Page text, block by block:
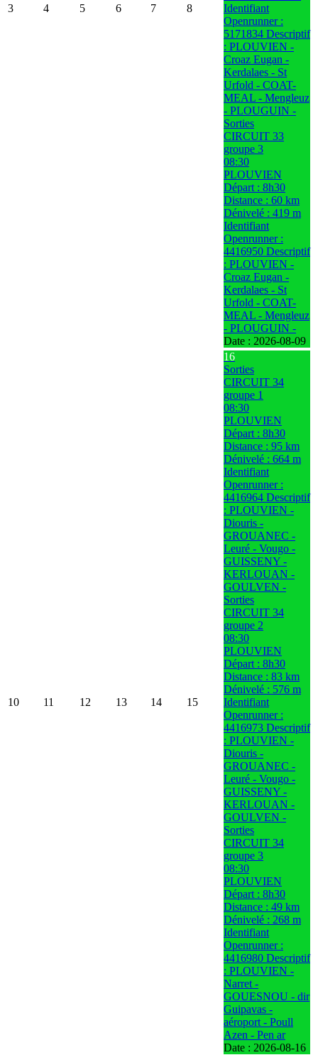
3 4 5 6 7 8
Identifiant
Openrunner :
5171834 Descriptif
: PLOUVIEN -
Croaz Eugan -
Kerdalaes - St
Urfold - COAT-
MEAL - Mengleuz
- PLOUGUIN -
Sorties
CIRCUIT 33
groupe 3
08:30
PLOUVIEN
Départ : 8h30
Distance : 60 km
Dénivelé : 419 m
Identifiant
Openrunner :
4416950 Descriptif
: PLOUVIEN -
Croaz Eugan -
Kerdalaes - St
Urfold - COAT-
MEAL - Mengleuz
- PLOUGUIN -
Date : 2026-08-09
10 11 12 13 14 15
16
Sorties
CIRCUIT 34
groupe 1
08:30
PLOUVIEN
Départ : 8h30
Distance : 95 km
Dénivelé : 664 m
Identifiant
Openrunner :
4416964 Descriptif
: PLOUVIEN -
Diouris -
GROUANEC -
Leuré - Vougo -
GUISSENY -
KERLOUAN -
GOULVEN -
Sorties
CIRCUIT 34
groupe 2
08:30
PLOUVIEN
Départ : 8h30
Distance : 83 km
Dénivelé : 576 m
Identifiant
Openrunner :
4416973 Descriptif
: PLOUVIEN -
Diouris -
GROUANEC -
Leuré - Vougo -
GUISSENY -
KERLOUAN -
GOULVEN -
Sorties
CIRCUIT 34
groupe 3
08:30
PLOUVIEN
Départ : 8h30
Distance : 49 km
Dénivelé : 268 m
Identifiant
Openrunner :
4416980 Descriptif
: PLOUVIEN -
Narret -
GOUESNOU - dir
Guipavas -
aéroport - Poull
Azen - Pen ar
Date : 2026-08-16